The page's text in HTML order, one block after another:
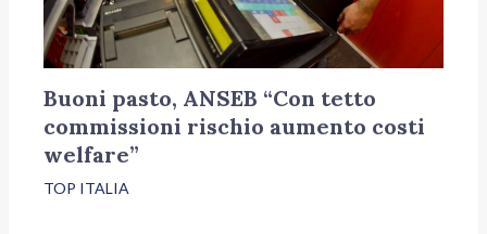
Buoni pasto, ANSEB “Con tetto
commissioni rischio aumento costi
welfare”
TOP ITALIA